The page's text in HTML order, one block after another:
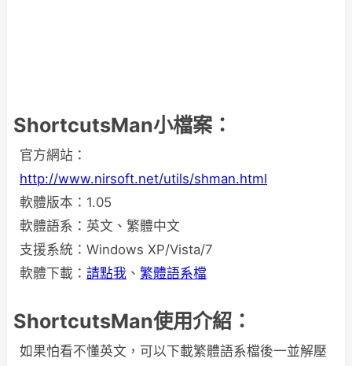
ShortcutsMan小檔案：
官方網站：
http://www.nirsoft.net/utils/shman.html
軟體版本：1.05
軟體語系：英文、繁體中文
支援系統：Windows XP/Vista/7
軟體下載： 請點我 、 繁體語系檔
ShortcutsMan使用介紹：
如果怕看不懂英文，可以下載繁體語系檔後一並解壓